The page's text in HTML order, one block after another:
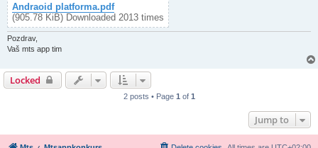
Andraoid platforma.pdf
(905.78 KiB) Downloaded 2013 times
Pozdrav,
Vaš mts app tim
Locked
2 posts • Page 1 of 1
Jump to